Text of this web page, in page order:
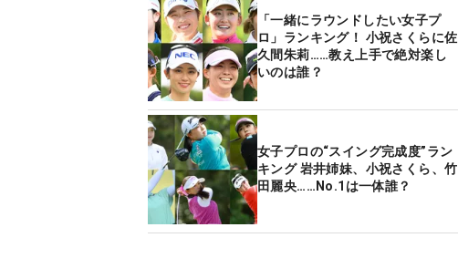
「一緒にラウンドしたい女子プ
ロ」ランキング！ 小祝さくらに佐
久間朱莉……教え上手で絶対楽し
いのは誰？
女子プロの“スイング完成度”ラン
キング 岩井姉妹、小祝さくら、竹
田麗央……No.1は一体誰？